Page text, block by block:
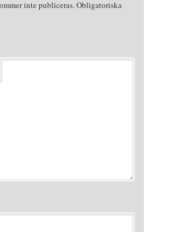
inte publiceras.Obligatoriska